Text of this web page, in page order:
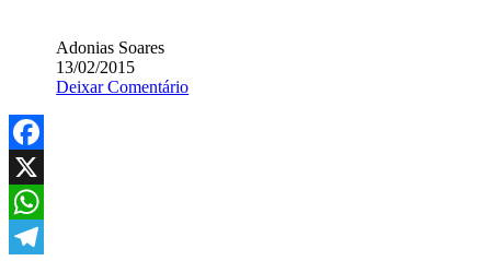
Adonias Soares
13/02/2015
Deixar Comentário
Facebook
X
WhatsApp